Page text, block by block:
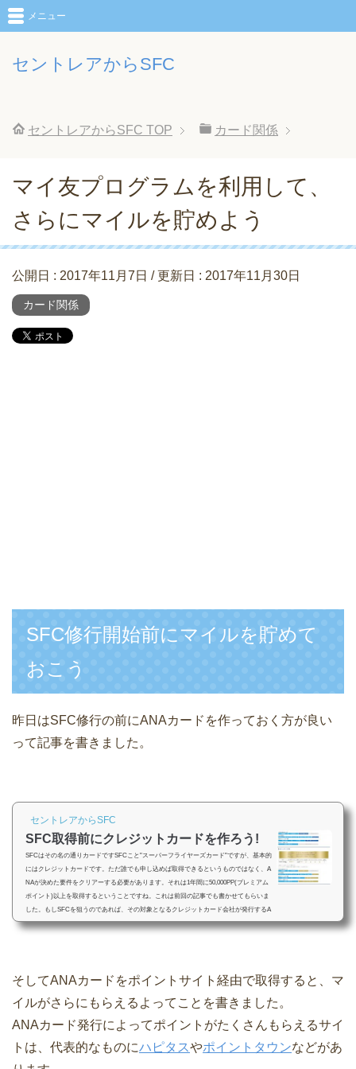
セントレアからSFC
メニュー
セントレアからSFC TOP カード関係
マイ友プログラムを利用して、
さらにマイルを貯めよう
公開日 : 2017年11月7日 / 更新日 : 2017年11月30日
カード関係
SFC修行開始前にマイルを貯めて
おこう
昨日はSFC修行の前にANAカードを作っておく方が良い
って記事を書きました。
セントレアからSFC
SFC取得前にクレジットカードを作ろう!
SFCはその名の通りカードですSFCこと"スーパーフライヤーズカード"ですが、基本的
にはクレジットカードです。ただ誰でも申し込めば取得できるというものではなく、A
NAが決めた要件をクリアーする必要があります。それは1年間に50,000PP(プレミアム
ポイント)以上を取得するということですね。これは前回の記事でも書かせてもらいま
した。もしSFCを狙うのであれば、その対象となるクレジットカード会社が発行するA
NAカードを事前に作っておくほうが良いです。というのも、たとえSFC取得の権利を
そしてANAカードをポイントサイト経由で取得すると、マ
イルがさらにもらえるよってことを書きました。
ANAカード発行によってポイントがたくさんもらえるサイ
トは、代表的なものにハピタスやポイントタウンなどがあ